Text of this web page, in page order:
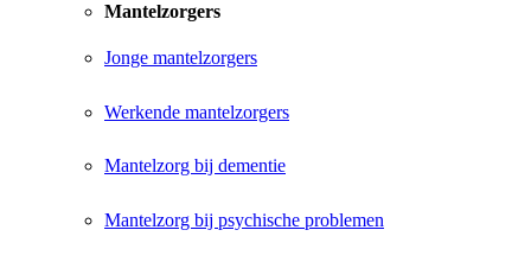
Mantelzorgers
Jonge mantelzorgers
Werkende mantelzorgers
Mantelzorg bij dementie
Mantelzorg bij psychische problemen